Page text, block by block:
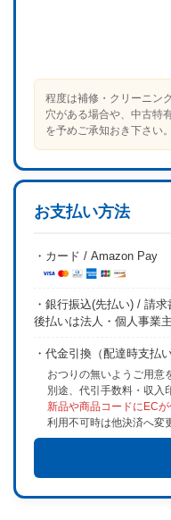
程度は補修・クリーニン
穴がある場合や、中古特
を予めご承知おき下さい。
お支払い方法
・カード / Amazon Pay
・銀行振込(先払い) / 請
後払いは法人・個人事業
・代金引換（配達時支払い
おつりの無いようご用意
別途、代引手数料・収入
新品や商品コードにEC
利用不可時は他決済へ変